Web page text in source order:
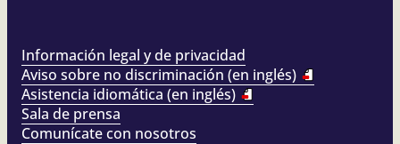
Información legal y de privacidad
Aviso sobre no discriminación (en inglés)
Asistencia idiomática (en inglés)
Sala de prensa
Comunícate con nosotros